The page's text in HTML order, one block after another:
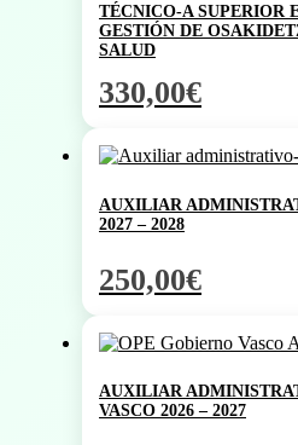
TÉCNICO-A SUPERIOR
GESTIÓN DE
SALUD
330,00€
AUXILIAR
2027 – 2028
250,00€
AUXILIAR
VASCO 2026 – 2027